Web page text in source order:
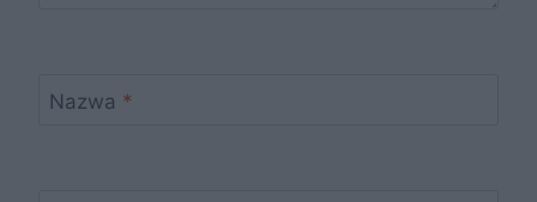
Nazwa *